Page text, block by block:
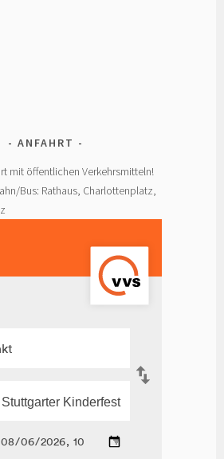
ANFAHRT
mit öffentlichen Verkehrsmitteln!
Bus: Rathaus, Charlottenplatz,